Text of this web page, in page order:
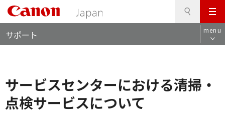
メ
ニ
ュ
ビ
サポート menu
サービスセンターにおける清掃・
点検サービスについて